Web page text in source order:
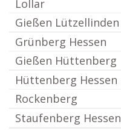
Lollar
Gießen Lützellinden
Grünberg Hessen
Gießen Hüttenberg
Hüttenberg Hessen
Rockenberg
Staufenberg Hessen